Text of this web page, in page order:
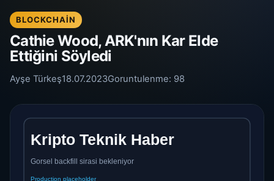
BLOCKCHAIN
Cathie Wood, ARK'nın Kar Elde
Ettiğini Söyledi
Ayşe Türkeş18.07.2023Goruntulenme: 98